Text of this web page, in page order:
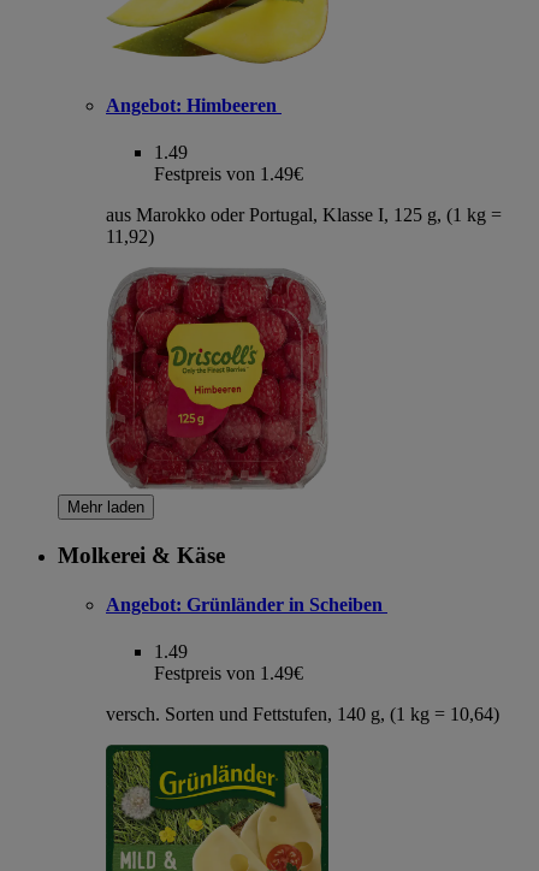
Angebot: Himbeeren
1.49
Festpreis von 1.49€
aus Marokko oder Portugal, Klasse I, 125 g, (1 kg =
11,92)
Mehr laden
Molkerei & Käse
Angebot: Grünländer in Scheiben
1.49
Festpreis von 1.49€
versch. Sorten und Fettstufen, 140 g, (1 kg = 10,64)